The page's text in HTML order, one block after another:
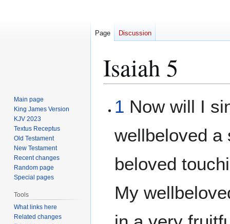
Isaiah 5
toto
1 Now will I
wellbeloved a
beloved
My
Page Discussion
Main page
King James Version
KJV 2023
Textus Receptus
Old Testament
New Testament
Recent changes
Random page
Special pages
Tools
What links here
Related changes